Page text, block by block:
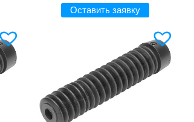
Оставить заявку